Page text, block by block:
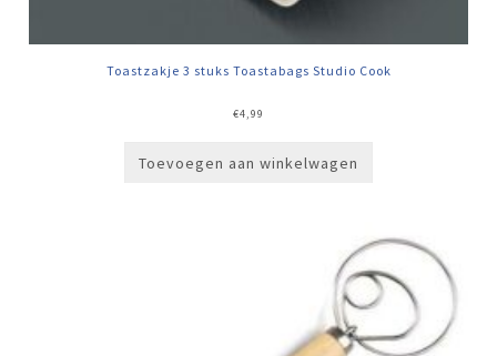
Toastzakje 3 stuks Toastabags Studio Cook
€4,99
Toevoegen aan winkelwagen